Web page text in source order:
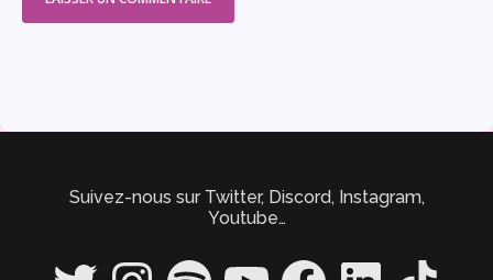
Suivez-nous sur Twitter, Discord, Instagram,
Youtube…
Twitter InstagramSpotify YouTube FacebookLinkedIn TikTok